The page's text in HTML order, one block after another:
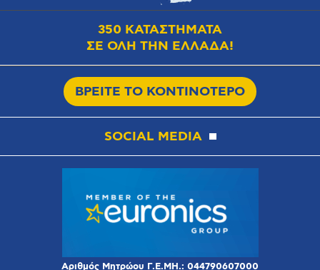
350 ΚΑΤΑΣΤΗΜΑΤΑ
ΣΕ ΟΛΗ ΤΗΝ ΕΛΛΑΔΑ!
ΒΡΕΙΤΕ ΤΟ ΚΟΝΤΙΝΟΤΕΡΟ
SOCIAL MEDIA